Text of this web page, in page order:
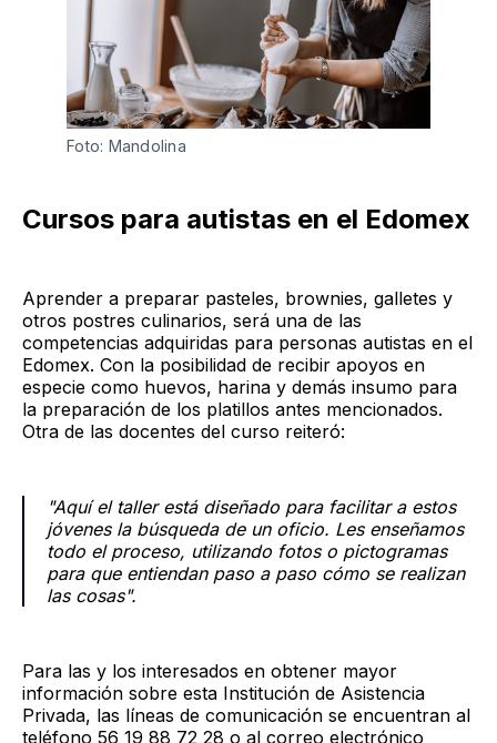
Foto: Mandolina
Cursos para autistas en el Edomex
Aprender a preparar pasteles, brownies, galletes y
otros postres culinarios, será una de las
competencias adquiridas para personas autistas en el
Edomex. Con la posibilidad de recibir apoyos en
especie como huevos, harina y demás insumo para
la preparación de los platillos antes mencionados.
Otra de las docentes del curso reiteró:
"Aquí el taller está diseñado para facilitar a estos
jóvenes la búsqueda de un oficio. Les enseñamos
todo el proceso, utilizando fotos o pictogramas
para que entiendan paso a paso cómo se realizan
las cosas".
Para las y los interesados en obtener mayor
información sobre esta Institución de Asistencia
Privada, las líneas de comunicación se encuentran al
teléfono 56 19 88 72 28 o al correo electrónico